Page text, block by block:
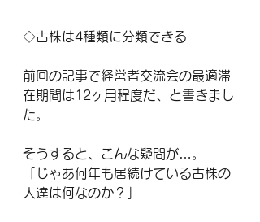
◇古株は4種類に分類できる
前回の記事で経営者交流会の最適滞
在期間は12ヶ月程度だ、と書きまし
た。
そうすると、こんな疑問が…。
「じゃあ何年も居続けている古株の
人達は何なのか？」